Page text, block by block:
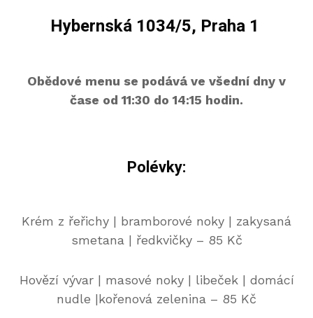
Hybernská 1034/5, Praha 1
Obědové menu se podává ve všední dny v
čase od 11:30 do 14:15 hodin.
Polévky:
Krém z řeřichy | bramborové noky | zakysaná
smetana | ředkvičky – 85 Kč
Hovězí vývar | masové noky | libeček | domácí
nudle |kořenová zelenina – 85 Kč